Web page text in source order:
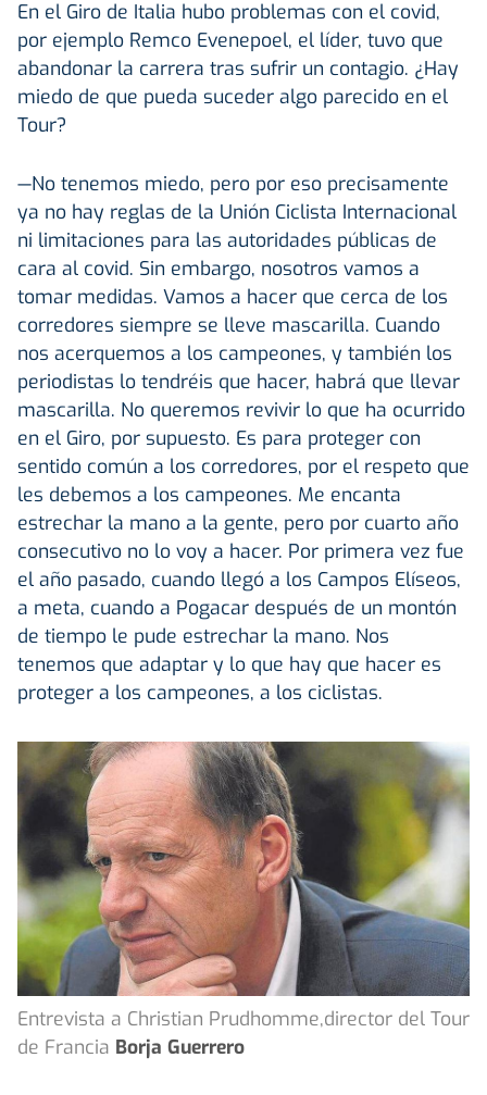
En el Giro de Italia hubo problemas con el covid,
por ejemplo Remco Evenepoel, el líder, tuvo que
abandonar la carrera tras sufrir un contagio. ¿Hay
miedo de que pueda suceder algo parecido en el
Tour?
—No tenemos miedo, pero por eso precisamente
ya no hay reglas de la Unión Ciclista Internacional
ni limitaciones para las autoridades públicas de
cara al covid. Sin embargo, nosotros vamos a
tomar medidas. Vamos a hacer que cerca de los
corredores siempre se lleve mascarilla. Cuando
nos acerquemos a los campeones, y también los
periodistas lo tendréis que hacer, habrá que llevar
mascarilla. No queremos revivir lo que ha ocurrido
en el Giro, por supuesto. Es para proteger con
sentido común a los corredores, por el respeto que
les debemos a los campeones. Me encanta
estrechar la mano a la gente, pero por cuarto año
consecutivo no lo voy a hacer. Por primera vez fue
el año pasado, cuando llegó a los Campos Elíseos,
a meta, cuando a Pogacar después de un montón
de tiempo le pude estrechar la mano. Nos
tenemos que adaptar y lo que hay que hacer es
proteger a los campeones, a los ciclistas.
Entrevista a Christian Prudhomme,director del Tour
de Francia Borja Guerrero